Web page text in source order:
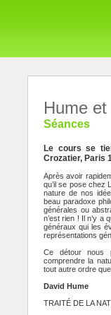
Hume
Séances
Le cours se
Crozatier, Paris
Après avoir
qu’il se pose chez
nature de nos
beau paradoxe
générales ou
n’est rien ! Il n’y a
généraux qui les
représentations
Ce détour nous
comprendre la
tout autre ordre
David Hume
TRAITÉ DE LA